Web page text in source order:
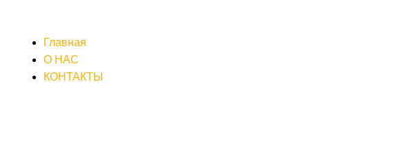
Главная
О НАС
КОНТАКТЫ